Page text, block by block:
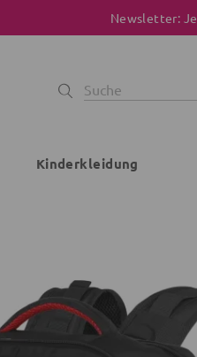
Newsletter:
Kinderkleidung